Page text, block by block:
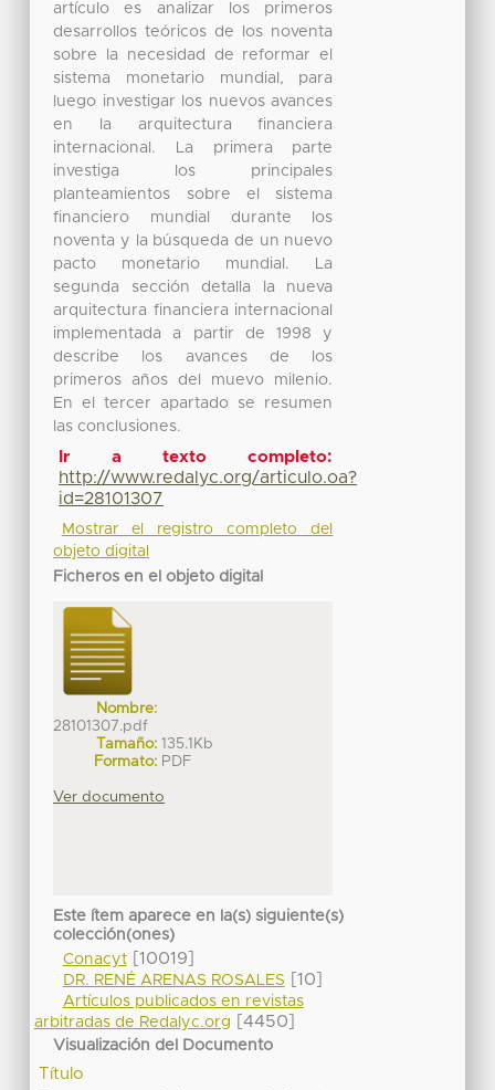
artículo es analizar los primeros
desarrollos teóricos de los noventa
sobre la necesidad de reformar el
sistema monetario mundial, para
luego investigar los nuevos avances
en la arquitectura financiera
internacional. La primera parte
investiga los principales
planteamientos sobre el sistema
financiero mundial durante los
noventa y la búsqueda de un nuevo
pacto monetario mundial. La
segunda sección detalla la nueva
arquitectura financiera internacional
implementada a partir de 1998 y
describe los avances de los
primeros años del muevo milenio.
En el tercer apartado se resumen
las conclusiones.
Ir a texto completo:
http://www.redalyc.org/articulo.oa?
id=28101307
Mostrar el registro completo del
objeto digital
Ficheros en el objeto digital
Nombre:
28101307.pdf
Tamaño: 135.1Kb
Formato: PDF
Ver documento
Este ítem aparece en la(s) siguiente(s)
colección(ones)
Conacyt[10019]
DR. RENÉ ARENAS ROSALES [10]
Artículos publicados en revistas
arbitradas de Redalyc.org
[4450]
Visualización del Documento
Título